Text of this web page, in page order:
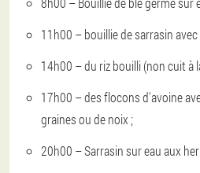
11h00 – bouillie de sarrasin
14h00 – du riz bouilli (non cuit à
17h00 – des flocons d'avoine
graines ou de noix ;
20h00 – Sarrasin sur eau aux